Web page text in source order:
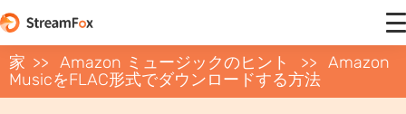
家 Amazon ミュージックのヒント
Amazon
MusicをFLAC形式でダウンロードする方法